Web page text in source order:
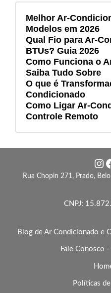
Melhor Ar-
Modelos em 2026
Qual Fio para Ar-
BTUs? Guia 2026
Como Funciona o
Saiba Tudo Sobre
O que é
Condicionado
Como Ligar Ar-
Controle Remoto
Instagram Facebook
Rua Chopin 271, Prado,
CNPJ:
Blog de Ar Condicionado e
Fale Conosco
Políticas